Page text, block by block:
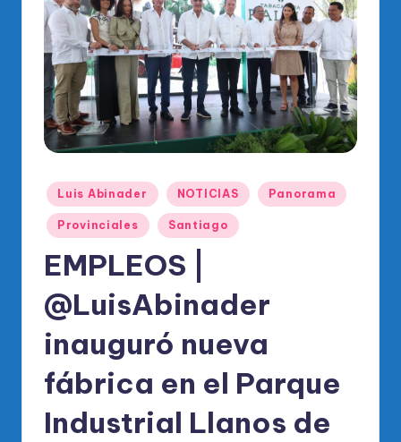
di
o
O
fi
al
P
R
M
Publicado
en
Luis Abinader NOTICIAS Panorama
Provinciales Santiago
EMPLEOS |
@LuisAbinader
inauguró nueva
fábrica en el Parque
Industrial Llanos de